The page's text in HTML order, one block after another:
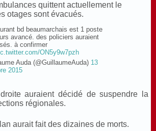
quittent actuellement le
otages sont évacués.
bd beaumarchais est 1 poste
avancé. des policiers auraient
à confirmer
ON5y9w7pzh
Auda (@GuillaumeAuda) 13
2015
auraient décidé de suspendre la
régionales.
aurait fait des dizaines de morts.